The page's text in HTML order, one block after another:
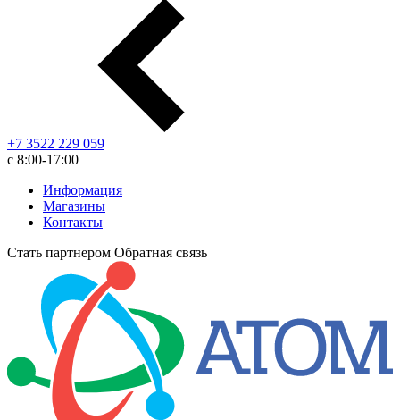
+7 3522 229 059
с 8:00-17:00
Информация
Магазины
Контакты
Стать партнером Обратная связь